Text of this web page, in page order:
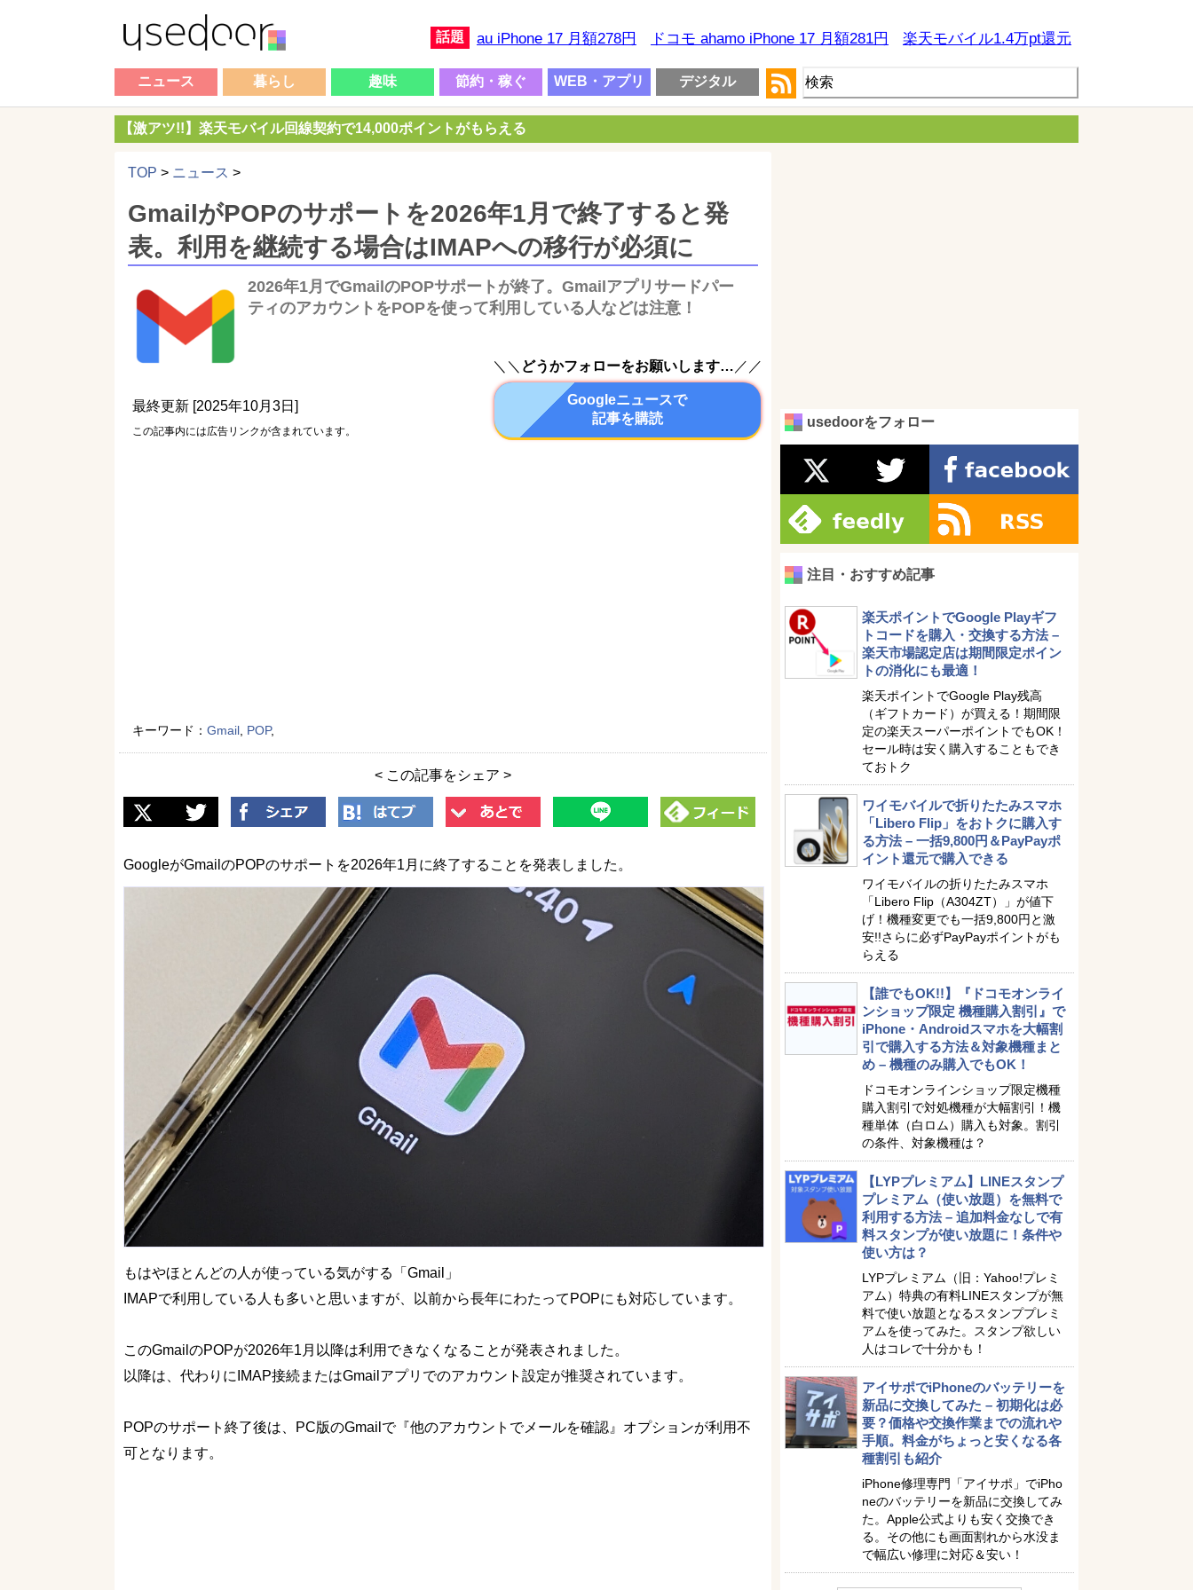
話題 au iPhone 17 月額278円 ドコモ ahamo iPhone 17 月額281円 楽天モバイル1.4万pt還元
ニュース 暮らし 趣味 節約・稼ぐ WEB・アプリ デジタル
【激アツ!!】楽天モバイル回線契約で14,000ポイントがもらえる
TOP > ニュース >
GmailがPOPのサポートを2026年1月で終了すると発
表。利用を継続する場合はIMAPへの移行が必須に
2026年1月でGmailのPOPサポートが終了。Gmailアプリサードパー
ティのアカウントをPOPを使って利用している人などは注意！
最終更新 [2025年10月3日]
この記事内には広告リンクが含まれています。
＼＼ どうかフォローをお願いします… ／／
Googleニュースで
記事を購読
キーワード： Gmail POP,
< この記事をシェア >
GoogleがGmailのPOPのサポートを2026年1月に終了することを発表しました。
もはやほとんどの人が使っている気がする「Gmail」
IMAPで利用している人も多いと思いますが、以前から長年にわたってPOPにも対応しています。
このGmailのPOPが2026年1月以降は利用できなくなることが発表されました。
以降は、代わりにIMAP接続またはGmailアプリでのアカウント設定が推奨されています。
POPのサポート終了後は、PC版のGmailで『他のアカウントでメールを確認』オプションが利用不
可となります。
usedoorをフォロー
注目・おすすめ記事
楽天ポイントでGoogle Playギフ
トコードを購入・交換する方法 –
楽天市場認定店は期間限定ポイン
トの消化にも最適！
楽天ポイントでGoogle Play残高
（ギフトカード）が買える！期間限
定の楽天スーパーポイントでもOK！
セール時は安く購入することもでき
ておトク
ワイモバイルで折りたたみスマホ
「Libero Flip」をおトクに購入す
る方法 – 一括9,800円＆PayPayポ
イント還元で購入できる
ワイモバイルの折りたたみスマホ
「Libero Flip（A304ZT）」が値下
げ！機種変更でも一括9,800円と激
安!!さらに必ずPayPayポイントがも
らえる
【誰でもOK!!】『ドコモオンライ
ンショップ限定 機種購入割引』で
iPhone・Androidスマホを大幅割
引で購入する方法＆対象機種まと
め – 機種のみ購入でもOK！
ドコモオンラインショップ限定機種
購入割引で対処機種が大幅割引！機
種単体（白ロム）購入も対象。割引
の条件、対象機種は？
【LYPプレミアム】LINEスタンプ
プレミアム（使い放題）を無料で
利用する方法 – 追加料金なしで有
料スタンプが使い放題に！条件や
使い方は？
LYPプレミアム（旧：Yahoo!プレミ
アム）特典の有料LINEスタンプが無
料で使い放題となるスタンププレミ
アムを使ってみた。スタンプ欲しい
人はコレで十分かも！
アイサポでiPhoneのバッテリーを
新品に交換してみた – 初期化は必
要？価格や交換作業までの流れや
手順。料金がちょっと安くなる各
種割引も紹介
iPhone修理専門「アイサポ」でiPho
neのバッテリーを新品に交換してみ
た。Apple公式よりも安く交換でき
る。その他にも画面割れから水没ま
で幅広い修理に対応＆安い！